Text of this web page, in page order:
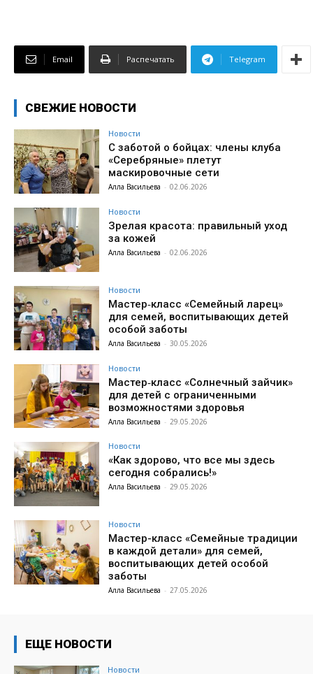
Email Распечатать Telegram
СВЕЖИЕ НОВОСТИ
Новости
С заботой о бойцах: члены клуба
«Серебряные» плетут
маскировочные сети
Алла Васильева - 02.06.2026
Новости
Зрелая красота: правильный уход
за кожей
Алла Васильева - 02.06.2026
Новости
Мастер‑класс «Семейный ларец»
для семей, воспитывающих детей
особой заботы
Алла Васильева - 30.05.2026
Новости
Мастер‑класс «Солнечный зайчик»
для детей с ограниченными
возможностями здоровья
Алла Васильева - 29.05.2026
Новости
«Как здорово, что все мы здесь
сегодня собрались!»
Алла Васильева - 29.05.2026
Новости
Мастер-класс «Семейные традиции
в каждой детали» для семей,
воспитывающих детей особой
заботы
Алла Васильева - 27.05.2026
ЕЩЕ НОВОСТИ
Новости